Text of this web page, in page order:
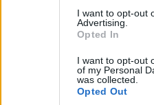
I want to opt-out
Advertising.
Opted In
I want to opt-out
of my Personal
was collected.
Opted Out